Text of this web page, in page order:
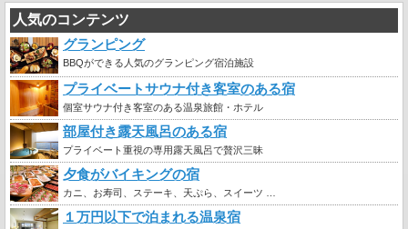
人気のコンテンツ
グランピング
BBQができる人気のグランピング宿泊施設
プライベートサウナ付き客室のある宿
個室サウナ付き客室のある温泉旅館・ホテル
部屋付き露天風呂のある宿
プライベート重視の専用露天風呂で贅沢三昧
夕食がバイキングの宿
カニ、お寿司、ステーキ、天ぷら、スイーツ …
１万円以下で泊まれる温泉宿